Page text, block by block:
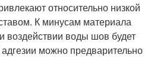
относительно низкой
К минусам материала
воздействии воды шов будет
можно предварительно